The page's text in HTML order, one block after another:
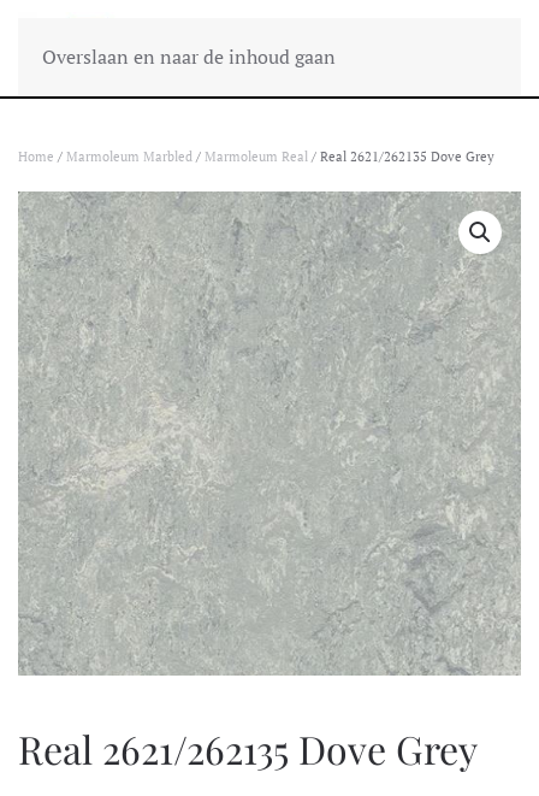
Overslaan en naar de inhoud gaan
Home / Marmoleum Marbled / Marmoleum Real / Real 2621/262135 Dove Grey
Real 2621/262135 Dove Grey